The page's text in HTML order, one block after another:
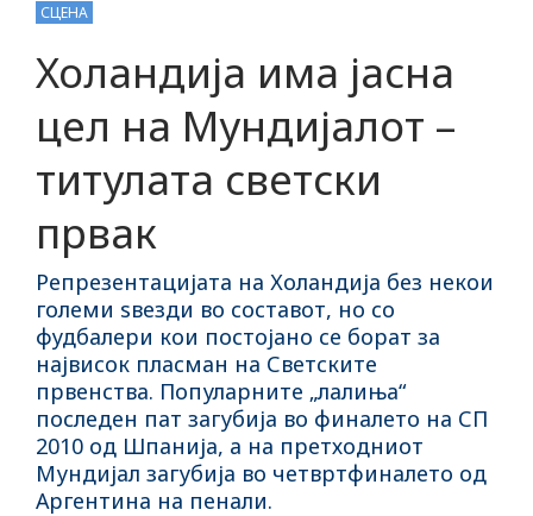
СЦЕНА
Холандија има јасна
цел на Мундијалот –
титулата светски
првак
Репрезентацијата на Холандија без некои
големи ѕвезди во составот, но со
фудбалери кои постојано се борат за
највисок пласман на Светските
првенства. Популарните „лалиња“
последен пат загубија во финалето на СП
2010 од Шпанија, а на претходниот
Мундијал загубија во четвртфиналето од
Аргентина на пенали.